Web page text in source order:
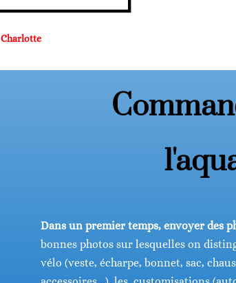
Charlotte
Dans un premier temps, envoyer des
bonnes photos sur lesquelles on
vélo (veste, écharpe, bonnet, sac,